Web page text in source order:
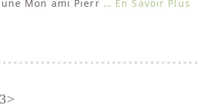
Mon ami Pierr … En Savoir Plus